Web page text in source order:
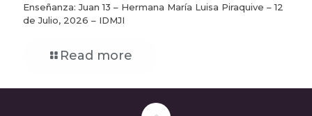
Enseñanza: Juan 13 – Hermana María Luisa Piraquive – 12
de Julio, 2026 – IDMJI
Read more